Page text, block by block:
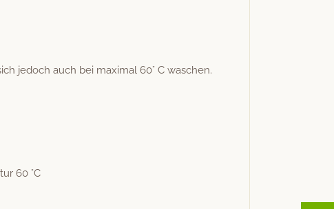
jedoch auch bei max­i­mal 60° C waschen.
60 °C